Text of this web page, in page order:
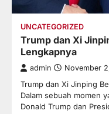
UNCATEGORIZED
Trump dan Xi
Lengkapnya
admin November
Trump dan Xi Jinping
Dalam sebuah momen
Donald Trump dan